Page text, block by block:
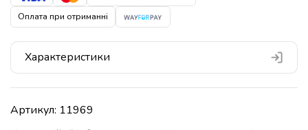
Оплата при отриманні
Характеристики
Артикул: 11969